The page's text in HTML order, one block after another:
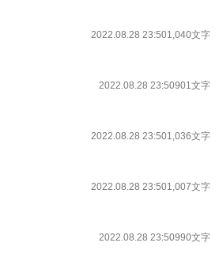
2022.08.28 23:501,040文字
2022.08.28 23:50901文字
2022.08.28 23:501,036文字
2022.08.28 23:501,007文字
2022.08.28 23:50990文字